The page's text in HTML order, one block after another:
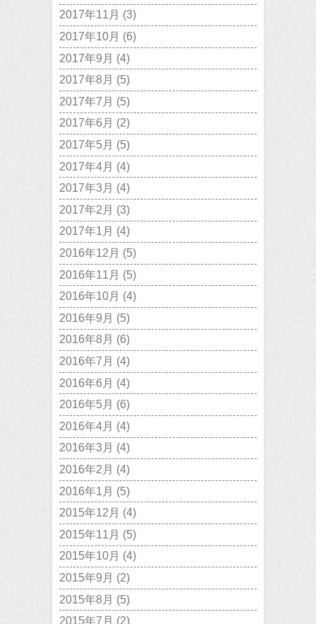
2017年11月 (3)
2017年10月 (6)
2017年9月 (4)
2017年8月 (5)
2017年7月 (5)
2017年6月 (2)
2017年5月 (5)
2017年4月 (4)
2017年3月 (4)
2017年2月 (3)
2017年1月 (4)
2016年12月 (5)
2016年11月 (5)
2016年10月 (4)
2016年9月 (5)
2016年8月 (6)
2016年7月 (4)
2016年6月 (4)
2016年5月 (6)
2016年4月 (4)
2016年3月 (4)
2016年2月 (4)
2016年1月 (5)
2015年12月 (4)
2015年11月 (5)
2015年10月 (4)
2015年9月 (2)
2015年8月 (5)
2015年7月 (2)